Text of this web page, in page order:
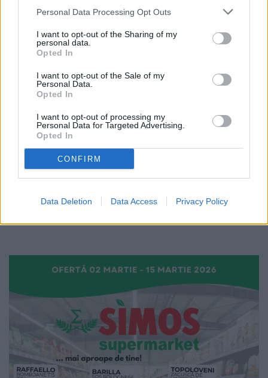
Personal Data Processing Opt Outs
I want to opt-out of the Sharing of my
personal data.
Opted In
I want to opt-out of the Sale of my
Personal Data.
Opted In
I want to opt-out of processing my
Personal Data for Targeted Advertising.
Opted In
CONFIRM
Data Deletion Data Access Privacy Policy
stradă cu sens unic și cu spații de
în asfalt și semafoare de ultimă
EXCLUSIV
22.04.2026
Un nou proiect începe în Fălticeni.
și semafoare moderne de tip